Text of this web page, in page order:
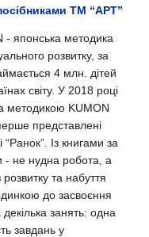
ТМ “АРТ”
- японська методика
розвитку, за
4 млн. дітей
світу. У 2018 році
методикою KUMON
представлені
Із книгами за
- не нудна робота, а
та набуття
до засвоєння
занять: одна
завдань у